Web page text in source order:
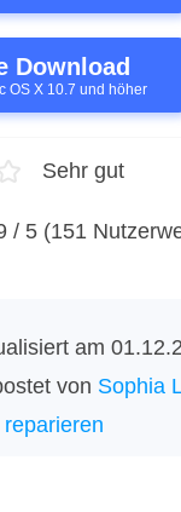
Download
OS X 10.7 und höher
Sehr gut
/ 5 (151
am
von Sophia
reparieren